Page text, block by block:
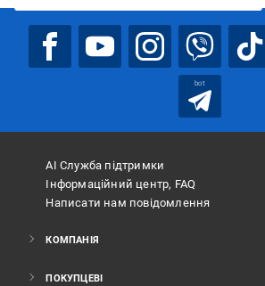
bot
АІ Служба підтримки
Інформаційний центр, FAQ
Написати нам повідомлення
КОМПАНІЯ
ПОКУПЦЕВІ